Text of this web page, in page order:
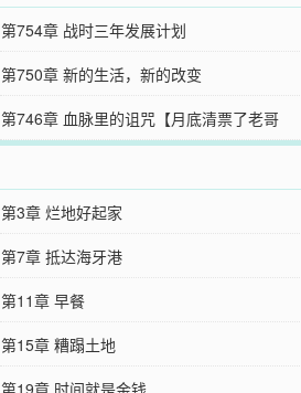
第754章 战时三年发展计划
第750章 新的生活，新的改变
第746章 血脉里的诅咒【月底清票了老哥
第3章 烂地好起家
第7章 抵达海牙港
第11章 早餐
第15章 糟蹋土地